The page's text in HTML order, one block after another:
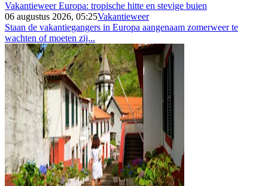
Vakantieweer Europa: tropische hitte en stevige buien
06 augustus 2026, 05:25Vakantieweer
Staan de vakantiegangers in Europa aangenaam zomerweer te
wachten of moeten zij...